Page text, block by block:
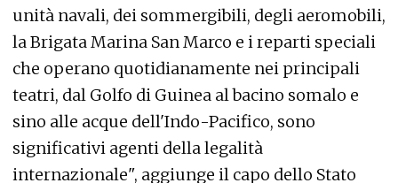
unità navali, dei sommergibili, degli aeromobili,
la Brigata Marina San Marco e i reparti speciali
che operano quotidianamente nei principali
teatri, dal Golfo di Guinea al bacino somalo e
sino alle acque dell'Indo-Pacifico, sono
significativi agenti della legalità
internazionale", aggiunge il capo dello Stato